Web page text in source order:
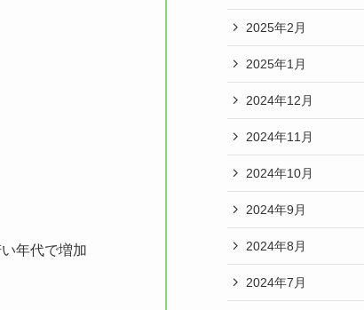
年代で増加
2025年2月
2025年1月
2024年12月
2024年11月
2024年10月
2024年9月
2024年8月
2024年7月